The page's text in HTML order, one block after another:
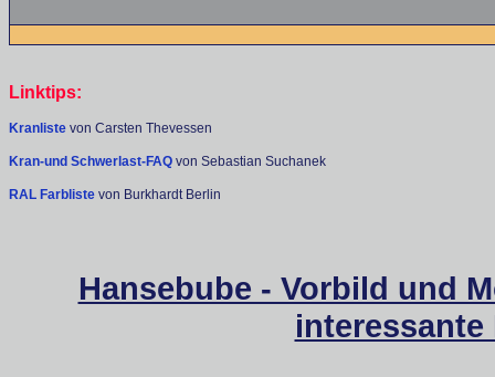
Linktips:
Kranliste von Carsten Thevessen
Kran-und Schwerlast-FAQ von Sebastian Suchanek
RAL Farbliste von Burkhardt Berlin
Hansebube - Vorbild und